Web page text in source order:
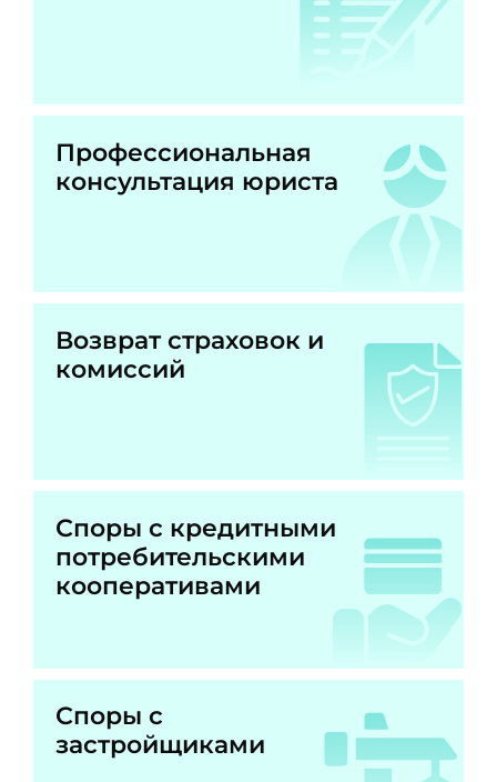
Профессиональная
консультация юриста
Возврат страховок и
комиссий
Споры с кредитными
потребительскими
кооперативами
Споры с
застройщиками